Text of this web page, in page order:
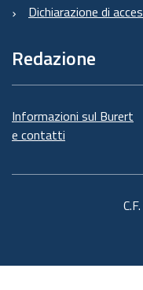
Dichiarazione di
Redazione
Informazioni sul Burert
e contatti